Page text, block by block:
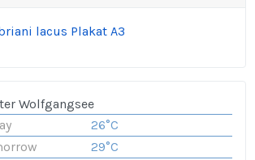
Wolfgangsee
26°C
29°C